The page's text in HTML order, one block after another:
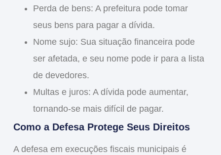
Perda de bens: A prefeitura pode tomar
seus bens para pagar a dívida.
Nome sujo: Sua situação financeira pode
ser afetada, e seu nome pode ir para a lista
de devedores.
Multas e juros: A dívida pode aumentar,
tornando-se mais difícil de pagar.
Como a Defesa Protege Seus Direitos
A defesa em execuções fiscais municipaisé